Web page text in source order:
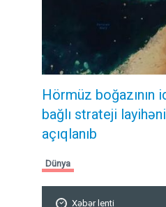
Hörmüz boğazının
bağlı strateji
açıqlanıb
Dünya
Xəbər lenti